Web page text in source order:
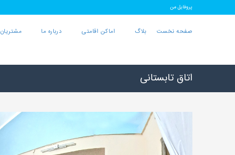
پروفایل من
صفحه نخست بلاگ اماکن اقامتی درباره ما مشتریان
اتاق تابستانی